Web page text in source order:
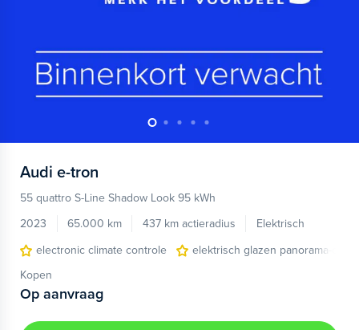
Audi e-tron
55 quattro S-Line Shadow Look 95 kWh
2023
65.000 km 437 km actieradius
Elektrisch
electronic climate controle
elektrisch glazen panorama-dak
Kopen
Op aanvraag